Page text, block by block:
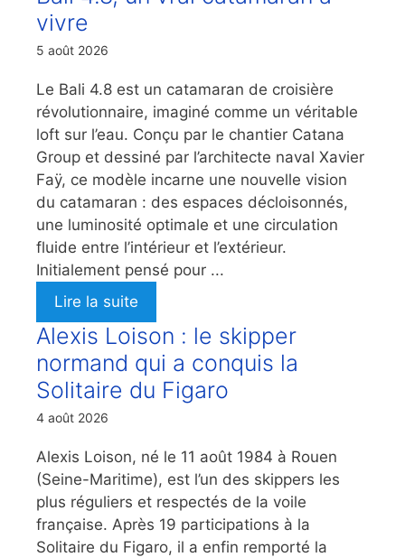
vivre
5 août 2026
Le Bali 4.8 est un catamaran de croisière
révolutionnaire, imaginé comme un véritable
loft sur l’eau. Conçu par le chantier Catana
Group et dessiné par l’architecte naval Xavier
Faÿ, ce modèle incarne une nouvelle vision
du catamaran : des espaces décloisonnés,
une luminosité optimale et une circulation
fluide entre l’intérieur et l’extérieur.
Initialement pensé pour ...
Lire la suite
Alexis Loison : le skipper
normand qui a conquis la
Solitaire du Figaro
4 août 2026
Alexis Loison, né le 11 août 1984 à Rouen
(Seine-Maritime), est l’un des skippers les
plus réguliers et respectés de la voile
française. Après 19 participations à la
Solitaire du Figaro, il a enfin remporté la